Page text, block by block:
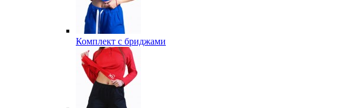
Комплект с бриджами